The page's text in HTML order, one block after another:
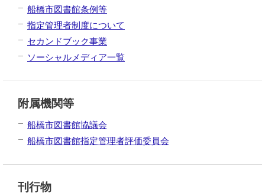
船橋市図書館条例等
指定管理者制度について
セカンドブック事業
ソーシャルメディア一覧
附属機関等
船橋市図書館協議会
船橋市図書館指定管理者評価委員会
刊行物